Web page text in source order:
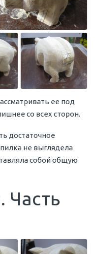
ее под
со всех сторон.
достаточное
не выглядела
собой общую
Часть